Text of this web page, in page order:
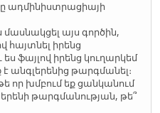
ադմինիստրացիայի
այս գործին,
իրենց
ֆայլով իրենց կուղարկեմ
անգլերենից թարգմանել։
որ խմբում եք ցանկանում
թարգմանության, թե՞